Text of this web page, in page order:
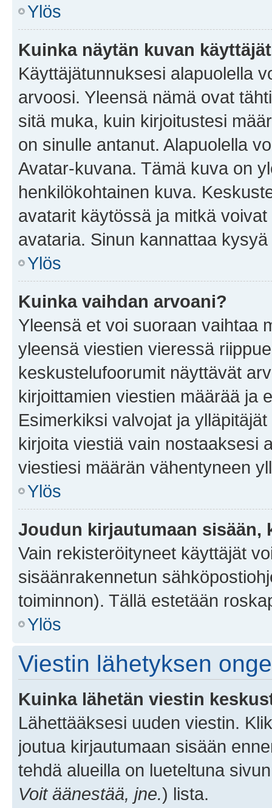
Ylös
Kuinka näytän kuvan
Käyttäjätunnuksesi alapuolella
arvoosi. Yleensä nämä ovat
sitä muka, kuin kirjoitustesi
on sinulle antanut. Alapuolella
Avatar-kuvana. Tämä kuva on
henkilökohtainen kuva.
avatarit käytössä ja mitkä
avataria. Sinun kannattaa
Ylös
Kuinka vaihdan arvoani?
Yleensä et voi suoraan vaihtaa
yleensä viestien vieressä
keskustelufoorumit näyttävät
kirjoittamien viestien määrää ja
Esimerkiksi valvojat ja
kirjoita viestiä vain nostaaksesi
viestiesi määrän vähentyneen
Ylös
Joudun kirjautumaan sisään,
Vain rekisteröityneet käyttäjät
sisäänrakennetun
toiminnon). Tällä estetään
Ylös
Viestin lähetyksen
Kuinka lähetän viestin
Lähettääksesi uuden viestin.
joutua kirjautumaan sisään
tehdä alueilla on lueteltuna
Voit äänestää, jne.) lista.